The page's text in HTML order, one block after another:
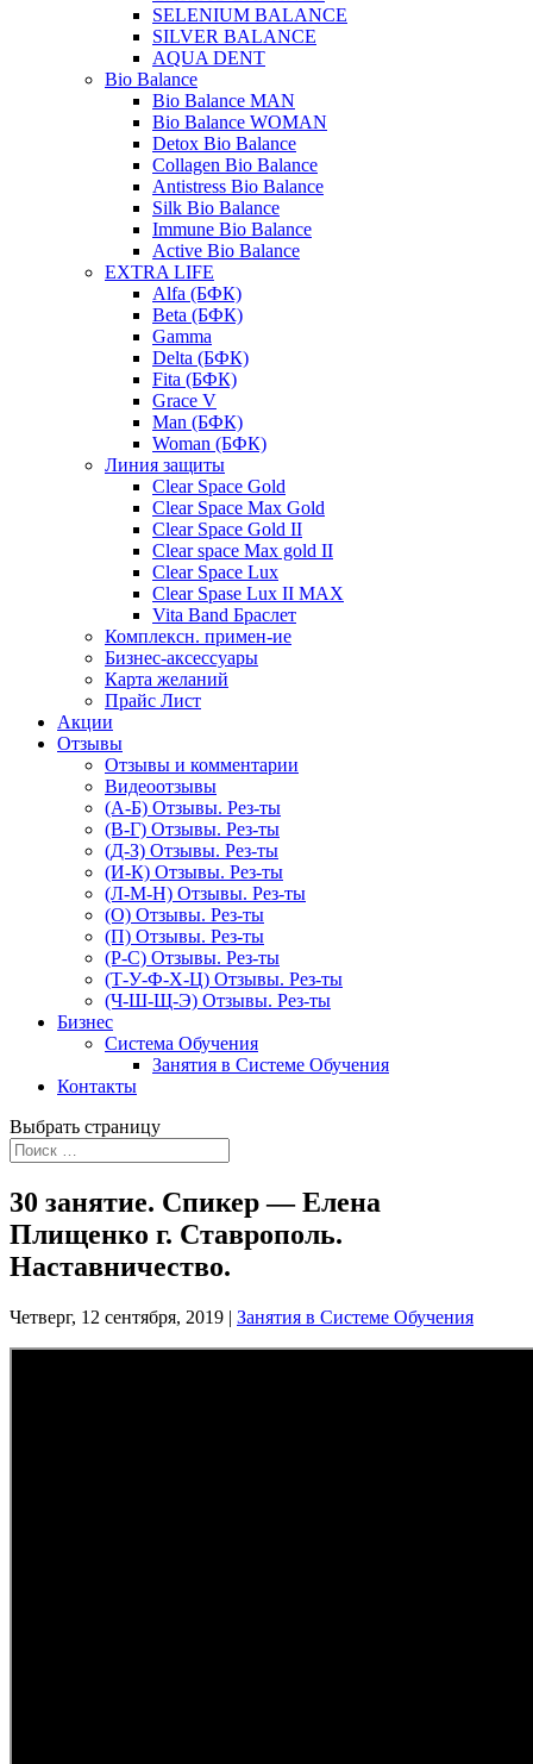
SELENIUM BALANCE
SILVER BALANCE
AQUA DENT
Bio Balance
Bio Balance MAN
Bio Balance WOMAN
Detox Bio Balance
Collagen Bio Balance
Antistress Bio Balance
Silk Bio Balance
Immune Bio Balance
Active Bio Balance
EXTRA LIFE
Alfa (БФК)
Вeta (БФК)
Gamma
Delta (БФК)
Fita (БФК)
Grace V
Man (БФК)
Woman (БФК)
Линия защиты
Clear Space Gold
Clear Space Max Gold
Clear Space Gold II
Clear space Max gold II
Clear Space Lux
Clear Spase Lux II MAX
Vita Band Браслет
Комплексн. примен-ие
Бизнес-аксессуары
Карта желаний
Прайс Лист
Акции
Отзывы
Отзывы и комментарии
Видеоотзывы
(А-Б) Отзывы. Рез-ты
(В-Г) Отзывы. Рез-ты
(Д-З) Отзывы. Рез-ты
(И-К) Отзывы. Рез-ты
(Л-М-Н) Отзывы. Рез-ты
(О) Отзывы. Рез-ты
(П) Отзывы. Рез-ты
(Р-С) Отзывы. Рез-ты
(Т-У-Ф-Х-Ц) Отзывы. Рез-ты
(Ч-Ш-Щ-Э) Отзывы. Рез-ты
Бизнес
Система Обучения
Занятия в Системе Обучения
Контакты
Выбрать страницу
30 занятие. Спикер — Елена
Плищенко г. Ставрополь.
Наставничество.
Четверг, 12 сентября, 2019 | Занятия в Системе Обучения